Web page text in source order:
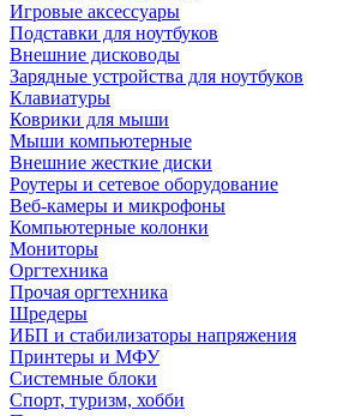
Игровые аксессуары
Подставки для ноутбуков
Внешние дисководы
Зарядные устройства для ноутбуков
Клавиатуры
Коврики для мыши
Мыши компьютерные
Внешние жесткие диски
Роутеры и сетевое оборудование
Веб-камеры и микрофоны
Компьютерные колонки
Мониторы
Оргтехника
Прочая оргтехника
Шредеры
ИБП и стабилизаторы напряжения
Принтеры и МФУ
Системные блоки
Спорт, туризм, хобби